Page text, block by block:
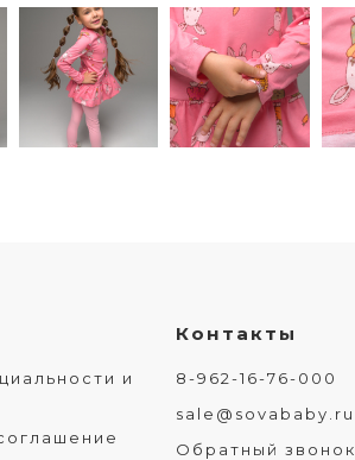
и
Контакты
8-962-16-76-000
sale@sovababy.ru
Обратный звонок